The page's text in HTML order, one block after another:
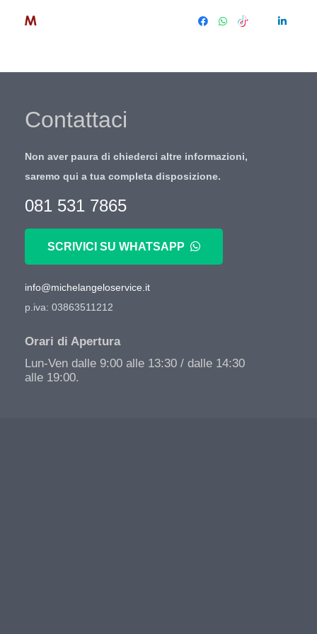
Contattaci
Non aver paura di chiederci altre informazioni,
saremo qui a tua completa disposizione.
081 531 7865
SCRIVICI SU WHATSAPP
info@michelangeloservice.it
p.iva: 03863511212
Orari di Apertura
Lun-Ven dalle 9:00 alle 13:30 / dalle 14:30
alle 19:00.